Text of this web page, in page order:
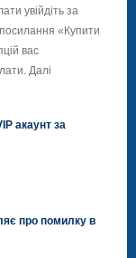
увійдіть за
«Купити
вас
Далі
акаунт за
про помилку в